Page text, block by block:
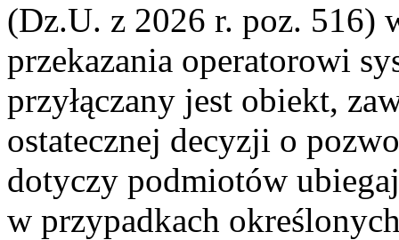
(Dz.U. z 2026 r. poz. 516)
przekazania operatorowi
przyłączany jest obiekt,
ostatecznej decyzji o
dotyczy podmiotów
w przypadkach